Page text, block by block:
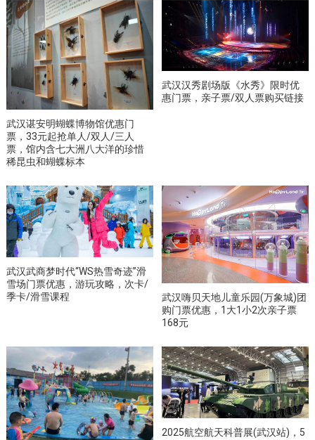
武汉谌安明蝴蝶博物馆优惠门
票，33元起抢单人/双人/三人
票，馆内含七大洲八大洋的珍惜
稀昆虫和蝴蝶标本
武汉汉秀剧场版《水秀》限时优
惠门票，亲子票/双人票购买链接
武汉武商梦时代“WS热雪奇迹”滑
雪场门票优惠，游玩攻略，次卡/
季卡/滑雪课程
武汉嗨贝天地儿童乐园(万象城)团
购门票优惠，1大1小2次亲子票
168元
2025航空航天科普展(武汉站)，5